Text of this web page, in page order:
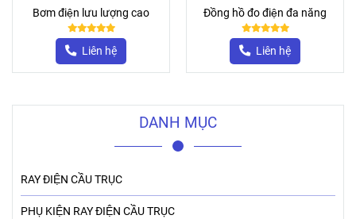
Bơm điện lưu lượng cao
Liên hệ
Đồng hồ đo điện đa năng
Liên hệ
DANH MỤC
RAY ĐIỆN CẦU TRỤC
PHỤ KIỆN RAY ĐIỆN CẦU TRỤC